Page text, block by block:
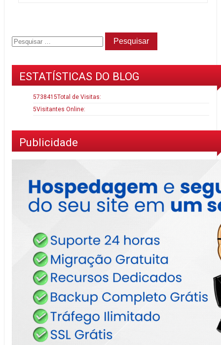
ESTATÍSTICAS DO BLOG
5738415Total de Visitas:
5Visitantes Online:
Publicidade